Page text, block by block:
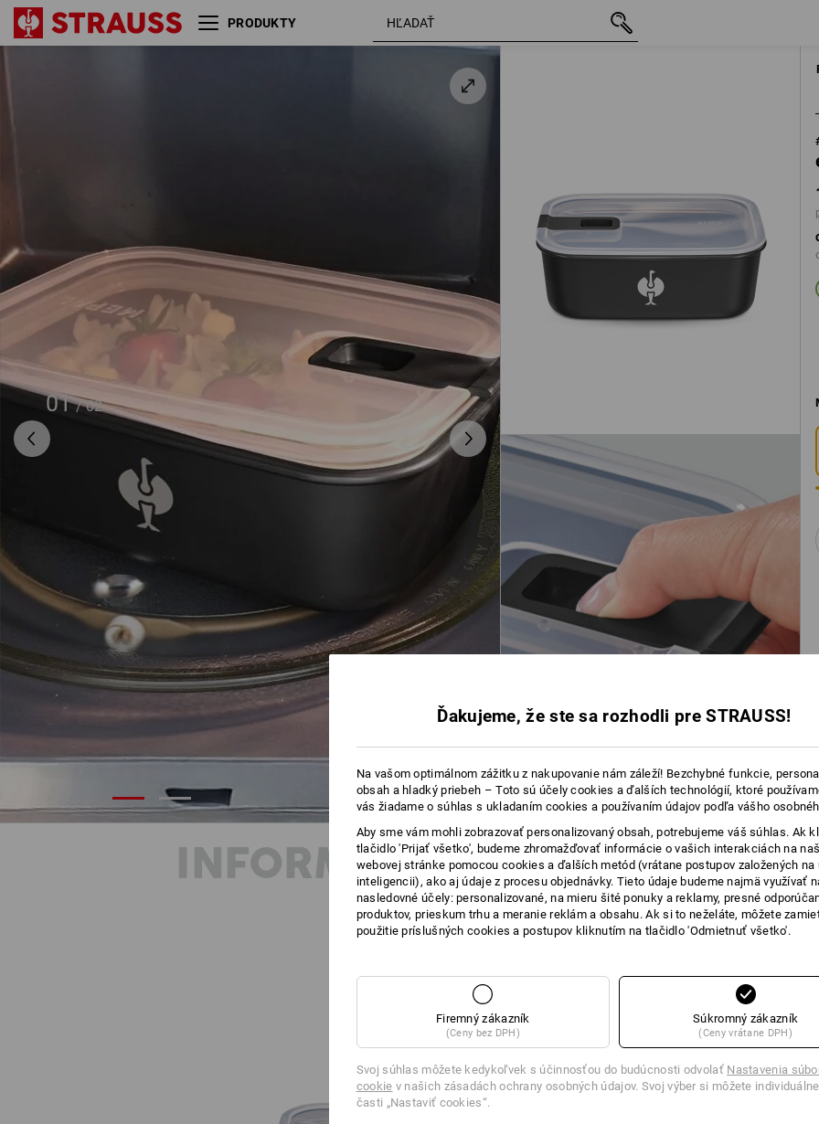
PRODUKTY
01 / 02
e.s. dóza na potraviny do
čierna 12,18 €
INFORMÁCIE O PRODUKTE
JEDEN BOX NA VŠETKO
e.s. dóza na potraviny do mikrovlnky
uchovávanie, bezpečné prenášanie
zacvaknutím môžete dózu
vytečením. Ďakuje priehľadnému
nachádza. Vďaka
v mikrovlnnej rúre: ventil stačí a jedlo
Ďakujeme, že ste sa rozhodli pre STRAUSS!
Na vašom optimálnom zážitku z nakupovanie nám záleží! Bezchybné funkcie,
obsah a hladký priebeh – Toto sú účely cookies a ďalších technológií, ktoré
vás žiadame o súhlas s ukladaním cookies a používaním údajov podľa vášho
Aby sme vám mohli zobrazovať personalizovaný obsah, potrebujeme váš súhlas. Ak
tlačidlo 'Prijať všetko', budeme zhromažďovať informácie o vašich interakciách na
webovej stránke pomocou cookies a ďalších metód (vrátane postupov založených na
inteligencii), ako aj údaje z procesu objednávky. Tieto údaje budeme najmä využívať
nasledovné účely: personalizované, na mieru šité ponuky a reklamy, presné
produktov, prieskum trhu a meranie reklám a obsahu. Ak si to neželáte, môžete
použitie príslušných cookies a postupov kliknutím na tlačidlo 'Odmietnuť všetko'.
Firemný zákazník
(Ceny bez DPH)
Súkromný zákazník
(Ceny vrátane DPH)
Svoj súhlas môžete kedykoľvek s účinnosťou do budúcnosti odvolať Nastavenia
cookie v našich zásadách ochrany osobných údajov. Svoj výber si môžete
časti „Nastaviť cookies“.